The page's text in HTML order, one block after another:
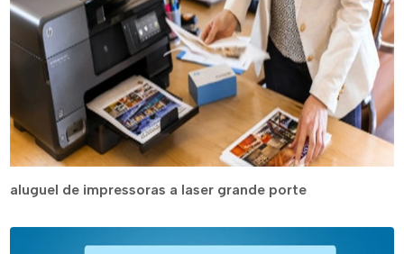
aluguel de impressoras a laser grande porte